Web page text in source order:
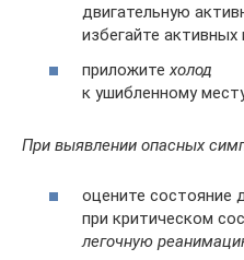
двигательную
избегайте активных
приложите холод
к ушибленному
При выявлении опасных
оцените состояние
при критическом
легочную